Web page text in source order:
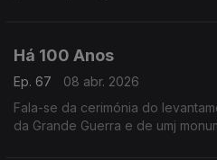
Há 100 Anos
Ep. 67
08 abr. 2026
Fala-se da cerimónia do
da Grande Guerra e de umj